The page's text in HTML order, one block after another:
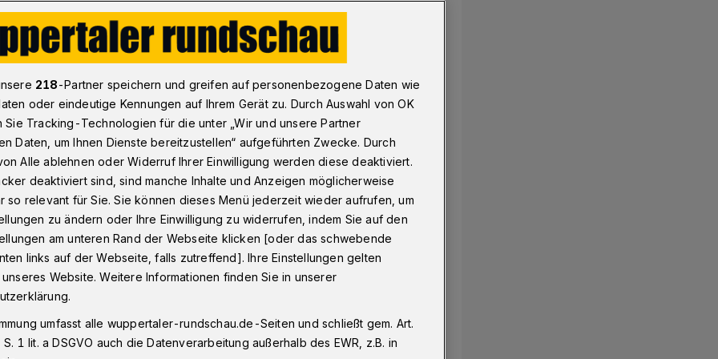
in der deutschen Spitze
in der
rundschau.de, das Online-Portal der
Auftritten der bundesdeutschen
Reichweite.
218-Partner speichern und greifen auf personenbezogene Daten wie
oder eindeutige Kennungen auf Ihrem Gerät zu. Durch Auswahl von OK
Sie Tracking-Technologien für die unter „Wir und unsere Partner
Daten, um Ihnen Dienste bereitzustellen“ aufgeführten Zwecke. Durch
Alle ablehnen oder Widerruf Ihrer Einwilligung werden diese deaktiviert.
deaktiviert sind, sind manche Inhalte und Anzeigen möglicherweise
so relevant für Sie. Sie können dieses Menü jederzeit wieder aufrufen, um
zu ändern oder Ihre Einwilligung zu widerrufen, indem Sie auf den
am unteren Rand der Webseite klicken [oder das schwebende
links auf der Webseite, falls zutreffend]. Ihre Einstellungen gelten
Website. Weitere Informationen finden Sie in unserer
umfasst alle wuppertaler-rundschau.de-Seiten und schließt gem. Art.
1 lit. a DSGVO auch die Datenverarbeitung außerhalb des EWR, z.B. in